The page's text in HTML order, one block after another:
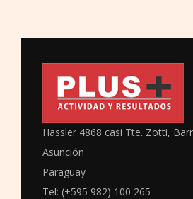
Hassler 4868 casi Tte. Zotti,
Asunción
Paraguay
Tel: (+595 982) 100 265